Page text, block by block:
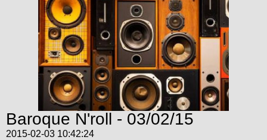
Baroque N'roll - 03/02/15
2015-02-03 10:42:24